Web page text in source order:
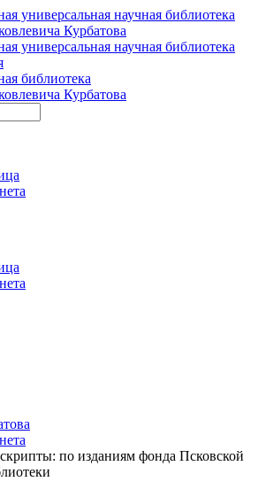
библиотека
Курбатова
по изданиям фонда Псковской